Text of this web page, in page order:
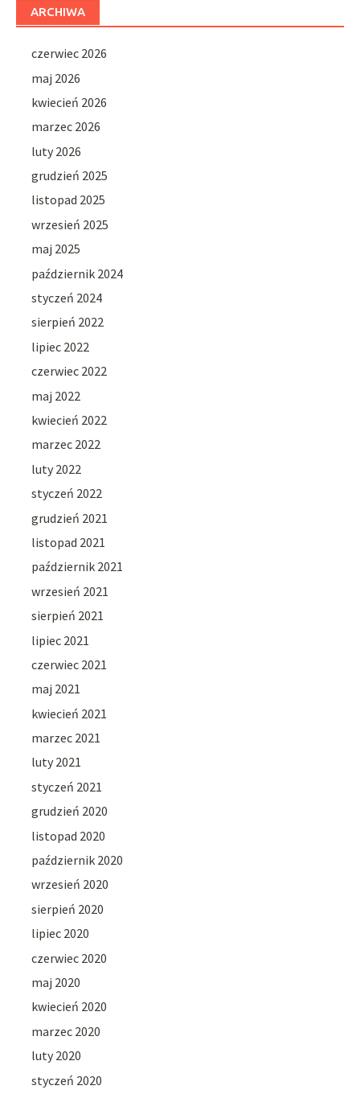
ARCHIWA
czerwiec 2026
maj 2026
kwiecień 2026
marzec 2026
luty 2026
grudzień 2025
listopad 2025
wrzesień 2025
maj 2025
październik 2024
styczeń 2024
sierpień 2022
lipiec 2022
czerwiec 2022
maj 2022
kwiecień 2022
marzec 2022
luty 2022
styczeń 2022
grudzień 2021
listopad 2021
październik 2021
wrzesień 2021
sierpień 2021
lipiec 2021
czerwiec 2021
maj 2021
kwiecień 2021
marzec 2021
luty 2021
styczeń 2021
grudzień 2020
listopad 2020
październik 2020
wrzesień 2020
sierpień 2020
lipiec 2020
czerwiec 2020
maj 2020
kwiecień 2020
marzec 2020
luty 2020
styczeń 2020